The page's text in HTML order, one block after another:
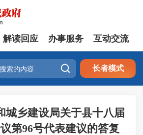
解读回应 办事服务 互动交流
 长者模式
城乡建设局关于县十八届
第96号代表建议的答复